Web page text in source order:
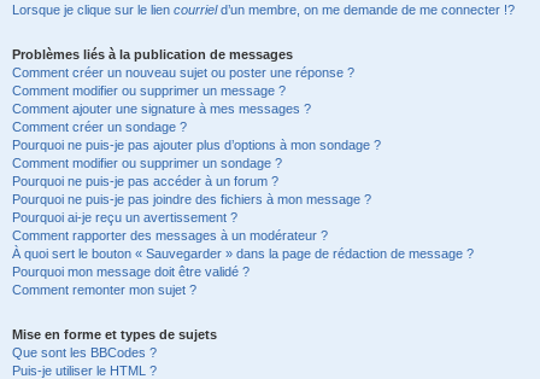
Lorsque je clique sur le lien courrield’un membre, on me demande de me connecter !?
Problèmes liés à la publication de messages
Comment créer un nouveau sujet ou poster une réponse ?
Comment modifier ou supprimer un message ?
Comment ajouter une signature à mes messages ?
Comment créer un sondage ?
Pourquoi ne puis-je pas ajouter plus d’options à mon sondage ?
Comment modifier ou supprimer un sondage ?
Pourquoi ne puis-je pas accéder à un forum ?
Pourquoi ne puis-je pas joindre des fichiers à mon message ?
Pourquoi ai-je reçu un avertissement ?
Comment rapporter des messages à un modérateur ?
À quoi sert le bouton « Sauvegarder » dans la page de rédaction de message ?
Pourquoi mon message doit être validé ?
Comment remonter mon sujet ?
Mise en forme et types de sujets
Que sont les BBCodes ?
Puis-je utiliser le HTML ?